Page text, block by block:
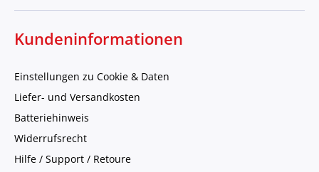
Kundeninformationen
Einstellungen zu Cookie & Daten
Liefer- und Versandkosten
Batteriehinweis
Widerrufsrecht
Hilfe / Support / Retoure